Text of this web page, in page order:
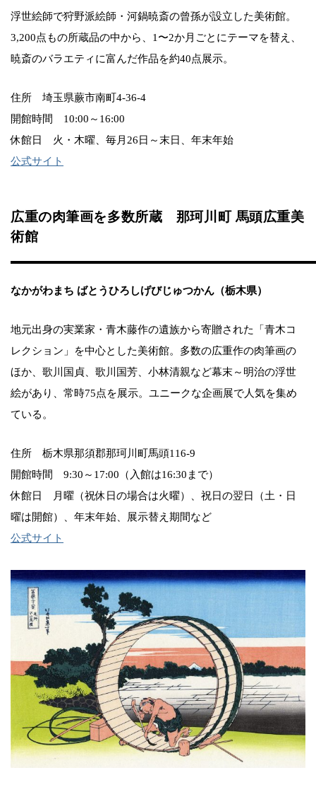
浮世絵師で狩野派絵師・河鍋暁斎の曾孫が設立した美術館。
3,200点もの所蔵品の中から、1〜2か月ごとにテーマを替え、
暁斎のバラエティに富んだ作品を約40点展示。
住所 埼玉県蕨市南町4-36-4
開館時間 10:00～16:00
休館日 火・木曜、毎月26日～末日、年末年始
公式サイト
広重の肉筆画を多数所蔵 那珂川町 馬頭広重美
術館
なかがわまち ばとうひろしげびじゅつかん（栃木県）
地元出身の実業家・青木藤作の遺族から寄贈された「青木コ
レクション」を中心とした美術館。多数の広重作の肉筆画の
ほか、歌川国貞、歌川国芳、小林清親など幕末～明治の浮世
絵があり、常時75点を展示。ユニークな企画展で人気を集め
ている。
住所 栃木県那須郡那珂川町馬頭116-9
開館時間 9:30～17:00（入館は16:30まで）
休館日 月曜（祝休日の場合は火曜）、祝日の翌日（土・日
曜は開館）、年末年始、展示替え期間など
公式サイト